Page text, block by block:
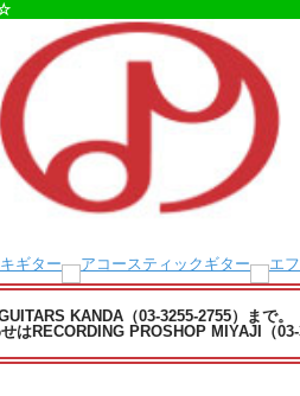
☆
KANDA（03-3255-2755）まで。
はRECORDING PROSHOP MIYAJI（03-